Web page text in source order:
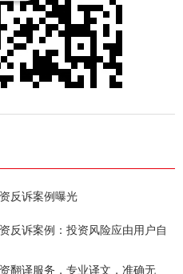
反诉案例曝光
反诉案例：投资风险应由用户自
翻译服务，专业译文，准确无